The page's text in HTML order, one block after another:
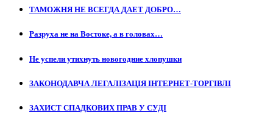
ТАМОЖНЯ НЕ ВСЕГДА ДАЕТ ДОБРО…
Разруха не на Востоке, а в головах…
Не успели утихнуть новогодние хлопушки
ЗАКОНОДАВЧА ЛЕГАЛІЗАЦІЯ ІНТЕРНЕТ-ТОРГІВЛІ
ЗАХИСТ СПАДКОВИХ ПРАВ У СУДІ